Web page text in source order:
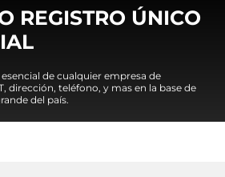
REGISTRO ÚNICO
de cualquier empresa de
dirección, teléfono, y mas en la base de
del país.